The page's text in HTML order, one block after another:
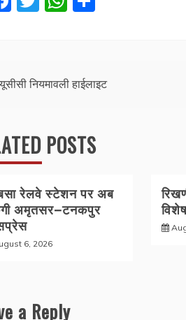
b
o
k
A
p
यूसीसी नियमावली हाईलाइट
POSTS
रेलवे स्टेशन पर अब
अमृतसर–टनकपुर
6, 2026
a Reply